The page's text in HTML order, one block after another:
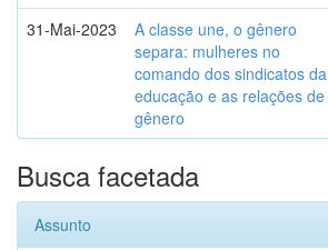
31-Mai-2023
A classe une, o gênero
separa: mulheres no
comando dos sindicatos da
educação e as relações de
gênero
Busca facetada
Assunto